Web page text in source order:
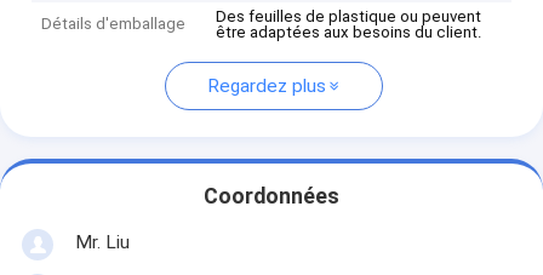
Détails d'emballage
Des feuilles de plastique ou peuvent
être adaptées aux besoins du client.
Regardez plus
Coordonnées
Mr. Liu